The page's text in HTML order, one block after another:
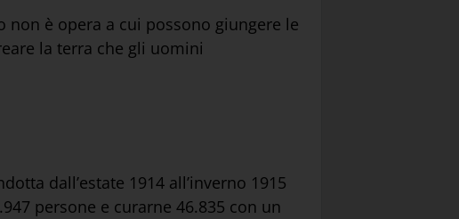
non è opera a cui possono giungere le
la terra che gli uomini
dall’estate 1914 all’inverno 1915
persone e curarne 46.835 con un